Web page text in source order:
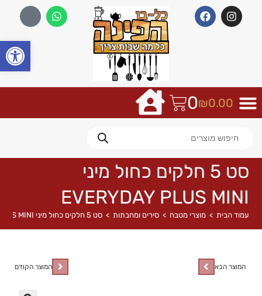
₪0.00
0
סט 5 חלקים כחול מיני
EVERYDAY PLUS MINI
עמוד הבית > מוצרי מטבח > סירים ומחבתות > סט 5 חלקים כחול מיני EVERYDAY PLUS MINI
המוצר הקודם המוצר הבא